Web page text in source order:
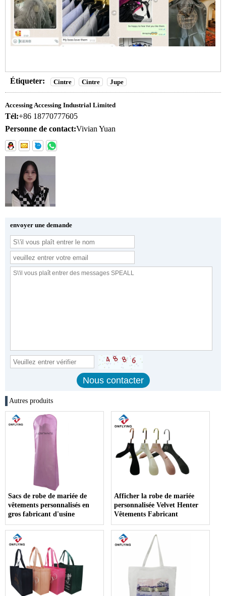
Étiqueter: Cintre Cintre Jupe
Accessing Accessing Industrial Limited
Tél:+86 18770777605
Personne de contact:Vivian Yuan
envoyer une demande
Autres produits
Sacs de robe de mariée de
vêtements personnalisés en
gros fabricant d'usine
Afficher la robe de mariée
personnalisée Velvet Henter
Vêtements Fabricant